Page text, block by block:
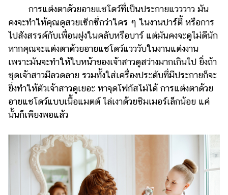
และ
เด็ก
สัตว์
เลี้ยง
Infographic
บริการ
แอปฯ
คอร์ส
ออนไลน์
เรียน
การแต่งตาด้วยอายแชโดว์ที่เป็นประกายแวววาว มัน
คงจะทำให้คุณดูสวยเซ็กซี่กว่าใคร ๆ ในงานปาร์ตี้ หรือการ
ไปสังสรรค์กับเพื่อนฝูงในคลับหรือบาร์ แต่มันคงจะดูไม่ดีนัก
หากคุณจะแต่งตาด้วยอายแชโดว์แวววับในงานแต่งงาน
เพราะมันจะทำให้ใบหน้าของเจ้าสาวดูสว่างมากเกินไป ยิ่งถ้า
ชุดเจ้าสาวมีลวดลาย รวมทั้งใส่เครื่องประดับที่มีประกายก็จะ
ยิ่งทำให้ตัวเจ้าสาวดูเยอะ หาจุดโฟกัสไม่ได้ การแต่งตาด้วย
อายแชโดว์แบบเนื้อแมตต์ ไล่เงาด้วยชิมเมอร์เล็กน้อย แค่
นั้นก็เพียงพอแล้ว